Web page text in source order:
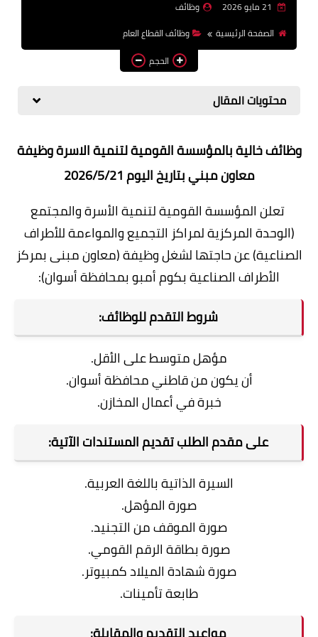
بالجامعات والمعاهد
اخبار
وظائف
الصفحة الرئيسية
وظائف القطاع العام
الحجم
محتويات المقال
وظائف خالية بالمؤسسة القومية لتنمية الاسرة وظيفة
معاون مبني بتاريخ اليوم 2026/5/21
تعلن المؤسسة القومية لتنمية الأسرة والمجتمع
(الوحدة المركزية لمراكز التجميع والمواءمة للأطراف
الصناعية) عن حاجتها لشغل وظيفة (معاون مبنى بمركز
الأطراف الصناعية بكوم أمبو بمحافظة أسوان):
شروط التقدم للوظائف:
مؤهل متوسط على الأقل.
أن يكون من قاطني محافظة أسوان.
خبرة في أعمال المخازن.
على مقدم الطلب تقديم المستندات الآتية:
السيرة الذاتية باللغة العربية.
صورة المؤهل.
صورة الموقف من التجنيد.
صورة بطاقة الرقم القومي.
صورة شهادة الميلاد كمبيوتر.
طابعة تأمينات.